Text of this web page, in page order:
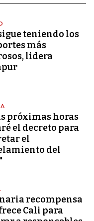
teniendo los
más
lidera
próximas horas
el decreto para
el
del
recompensa
Cali para